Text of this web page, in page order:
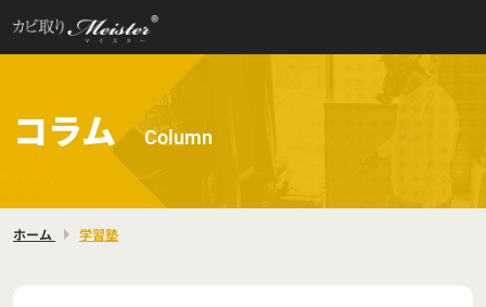
コラム Column
ホーム 学習塾